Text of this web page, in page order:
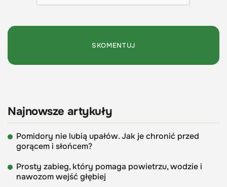
Najnowsze artykuły
Pomidory nie lubią upałów. Jak je chronić przed
gorącem i słońcem?
Prosty zabieg, który pomaga powietrzu, wodzie i
nawozom wejść głębiej